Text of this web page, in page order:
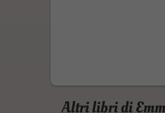
Altri libri di